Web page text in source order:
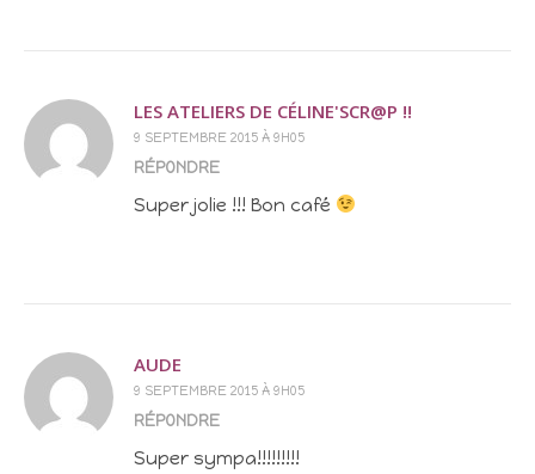
LES ATELIERS DE CÉLINE'SCR@P !!
9 SEPTEMBRE 2015 À 9H05
RÉPONDRE
Super jolie !!! Bon café
AUDE
9 SEPTEMBRE 2015 À 9H05
RÉPONDRE
Super sympa!!!!!!!!!